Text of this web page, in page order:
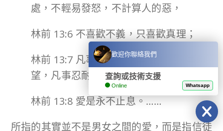
處，不輕易發怒，不計算人的惡，
林前 13:6 不喜歡不義，只喜歡真理；
林前 13:7 凡事包容，凡事相信，凡事盼
望，凡事忍耐。
林前 13:8 愛是永不止息。……
所指的其實並不是男女之間的愛，而是指信徒
歡迎你聯絡我們
查詢或技術支援
Online Whatsapp